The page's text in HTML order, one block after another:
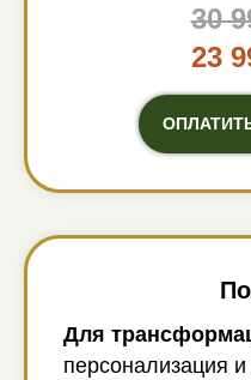
30
23
Для
персонализация